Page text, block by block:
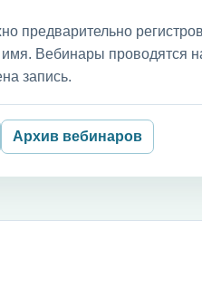
предварительно
имя. Вебинары проводятся
запись.
Архив вебинаров